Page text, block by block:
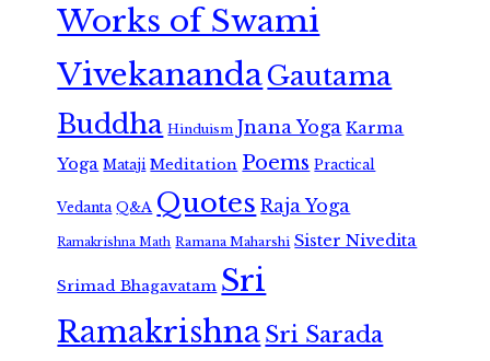
Works of Swami
VivekanandaGautama
Buddha Hinduism Jnana Yoga Karma
Yoga Mataji Meditation Poems Practical
Vedanta Q&A Quotes Raja Yoga
Ramakrishna Math Ramana Maharshi Sister Nivedita
Srimad Bhagavatam Sri
RamakrishnaSri Sarada